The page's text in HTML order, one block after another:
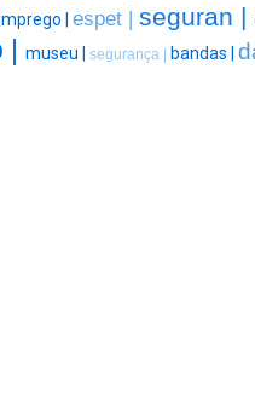
| espet | seguran |
museu | segurança | bandas |